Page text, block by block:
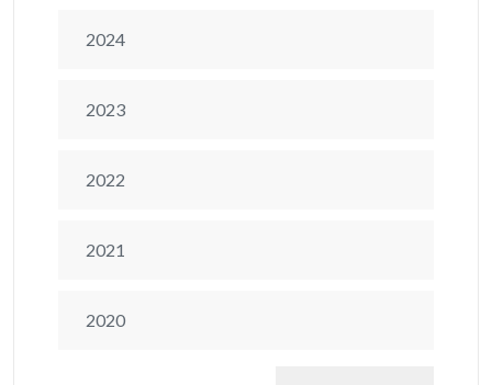
2024
2023
2022
2021
2020